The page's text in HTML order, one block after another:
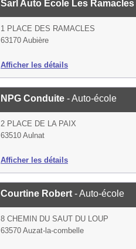
Sarl Auto Ecole Les Ramacles
1 PLACE DES RAMACLES
63170 Aubière
Afficher les détails
NPG Conduite - Auto-école
2 PLACE DE LA PAIX
63510 Aulnat
Afficher les détails
Courtine Robert - Auto-école
8 CHEMIN DU SAUT DU LOUP
63570 Auzat-la-combelle